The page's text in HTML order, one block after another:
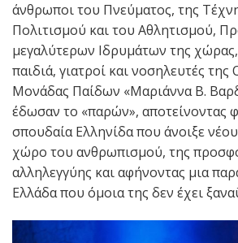
άνθρωποι του Πνεύματος, της
Πολιτισμού και του Αθλητισμού,
μεγαλύτερων Ιδρυμάτων της
παιδιά, γιατροί και νοσηλευτές της
Μονάδας Παίδων «Μαριάννα Β.
έδωσαν το «παρών», αποτείνοντας
σπουδαία Ελληνίδα που άνοιξε
χώρο του ανθρωπισμού, της
αλληλεγγύης και αφήνοντας μια
Ελλάδα που όμοια της δεν έχει